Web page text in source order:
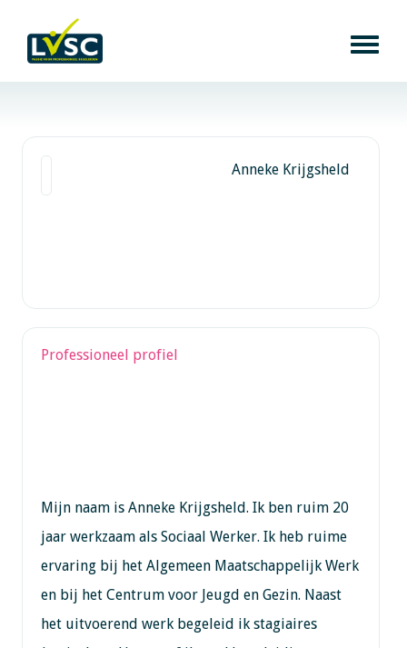
Anneke Krijgsheld
Professioneel profiel
Mijn naam is Anneke Krijgsheld. Ik ben ruim 20
jaar werkzaam als Sociaal Werker. Ik heb ruime
ervaring bij het Algemeen Maatschappelijk Werk
en bij het Centrum voor Jeugd en Gezin. Naast
het uitvoerend werk begeleid ik stagiaires